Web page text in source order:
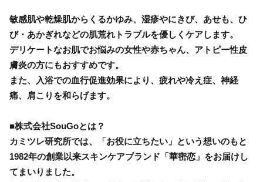
敏感肌や乾燥肌からくるかゆみ、湿疹やにきび、あせも、ひ
び・あかぎれなどの肌荒れトラブルを優しくケアします。
デリケートなお肌でお悩みの女性や赤ちゃん、アトピー性皮
膚炎の方にもおすすめです。
また、入浴での血行促進効果により、疲れや冷え症、神経
痛、肩こりを和らげます。
■株式会社SouGoとは？
カミツレ研究所では、「お役に立ちたい」という想いのもと
1982年の創業以来スキンケアブランド「華密恋」をお届けし
てまいりました。